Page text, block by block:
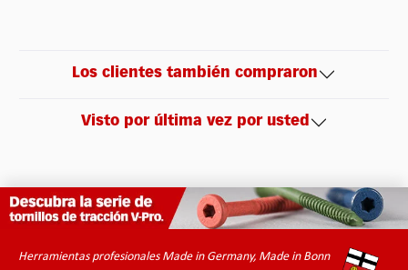
Los clientes también compraron
Visto por última vez por usted
Herramientas profesionales Made in Germany, Made in Bonn